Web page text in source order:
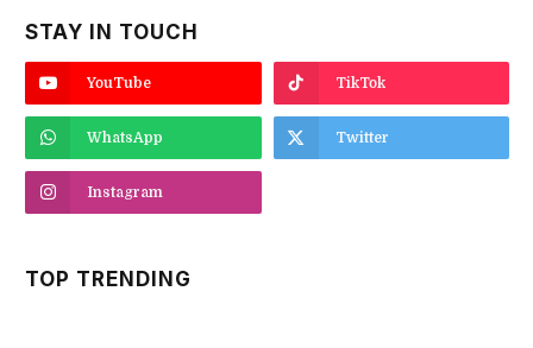
STAY IN TOUCH
YouTube TikTok
WhatsApp Twitter
Instagram
TOP TRENDING